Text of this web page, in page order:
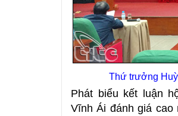
Thứ trưởng
Phát biểu kết luận
Vĩnh Ái đánh giá cao